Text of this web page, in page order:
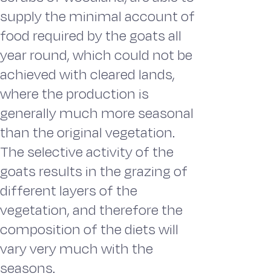
supply the minimal account of
food required by the goats all
year round, which could not be
achieved with cleared lands,
where the production is
generally much more seasonal
than the original vegetation.
The selective activity of the
goats results in the grazing of
different layers of the
vegetation, and therefore the
composition of the diets will
vary very much with the
seasons.